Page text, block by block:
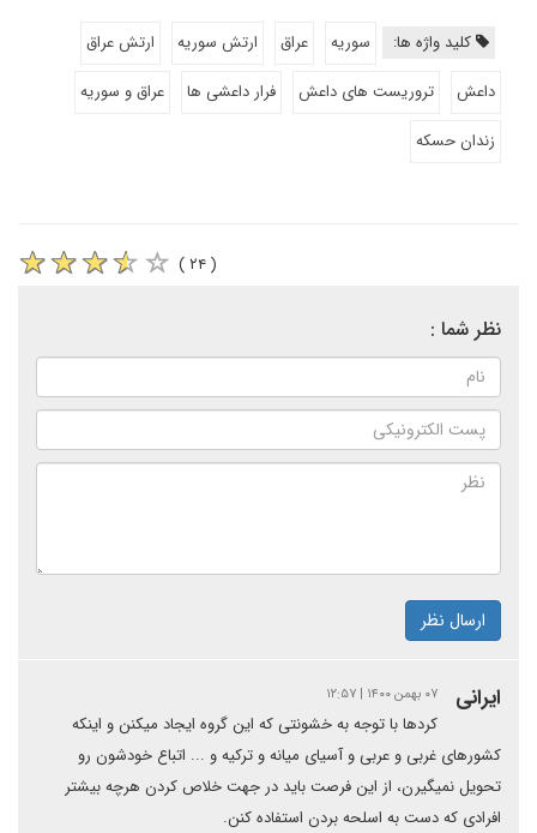
کلید واژه ها: سوریه عراق ارتش سوریه
ارتش عراق
داعش
تروریست های داعش فرار داعشی ها
عراق و سوریه
زندان حسکه
( ۲۴ )
نظر شما :
ارسال نظر
ایرانی ۰۷ بهمن ۱۴۰۰ | ۱۲:۵۷
کردها با توجه به خشونتی که این گروه ایجاد میکنن و اینکه
کشورهای غربی و عربی و آسیای میانه و ترکیه و ... اتباع خودشون رو
تحویل نمیگیرن، از این فرصت باید در جهت خلاص کردن هرچه بیشتر
افرادی که دست به اسلحه بردن استفاده کنن.